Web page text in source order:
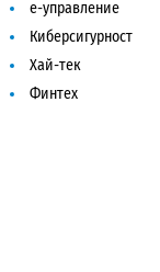
е-управление
Киберсигурност
Хай-тек
Финтех